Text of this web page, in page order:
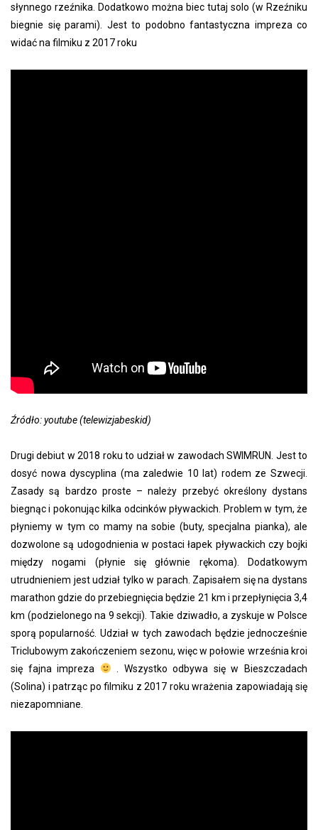
słynnego rzeźnika. Dodatkowo można biec tutaj solo (w Rzeźniku
biegnie się parami). Jest to podobno fantastyczna impreza co
widać na filmiku z 2017 roku
Źródło: youtube (telewizjabeskid)
Drugi debiut w 2018 roku to udział w zawodach SWIMRUN. Jest to
dosyć nowa dyscyplina (ma zaledwie 10 lat) rodem ze Szwecji.
Zasady są bardzo proste – należy przebyć określony dystans
biegnąc i pokonując kilka odcinków pływackich. Problem w tym, że
płyniemy w tym co mamy na sobie (buty, specjalna pianka), ale
dozwolone są udogodnienia w postaci łapek pływackich czy bojki
między nogami (płynie się głównie rękoma). Dodatkowym
utrudnieniem jest udział tylko w parach. Zapisałem się na dystans
marathon gdzie do przebiegnięcia będzie 21 km i przepłynięcia 3,4
km (podzielonego na 9 sekcji). Takie dziwadło, a zyskuje w Polsce
sporą popularność. Udział w tych zawodach będzie jednocześnie
Triclubowym zakończeniem sezonu, więc w połowie września kroi
się fajna impreza
. Wszystko odbywa się w Bieszczadach
(Solina) i patrząc po filmiku z 2017 roku wrażenia zapowiadają się
niezapomniane.